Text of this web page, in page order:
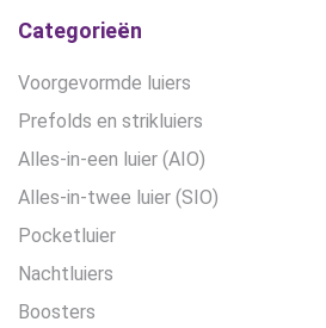
Categorieën
Voorgevormde luiers
Prefolds en strikluiers
Alles-in-een luier (AIO)
Alles-in-twee luier (SIO)
Pocketluier
Nachtluiers
Boosters